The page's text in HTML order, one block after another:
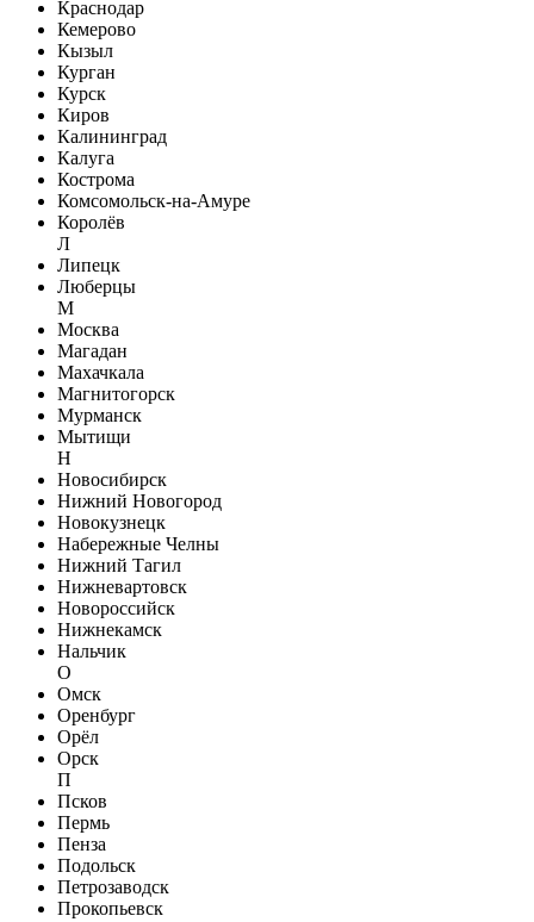
Краснодар
Кемерово
Кызыл
Курган
Курск
Киров
Калининград
Калуга
Кострома
Комсомольск-на-Амуре
Королёв
Л
Липецк
Люберцы
М
Москва
Магадан
Махачкала
Магнитогорск
Мурманск
Мытищи
Н
Новосибирск
Нижний Новогород
Новокузнецк
Набережные Челны
Нижний Тагил
Нижневартовск
Новороссийск
Нижнекамск
Нальчик
О
Омск
Оренбург
Орёл
Орск
П
Псков
Пермь
Пенза
Подольск
Петрозаводск
Прокопьевск